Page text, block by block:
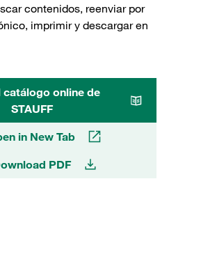
contenidos, reenviar por
imprimir y descargar en
catálogo online de
STAUFF
in New Tab
PDF